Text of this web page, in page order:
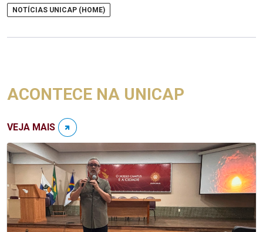
NOTÍCIAS UNICAP (HOME)
ACONTECE NA UNICAP
VEJA MAIS